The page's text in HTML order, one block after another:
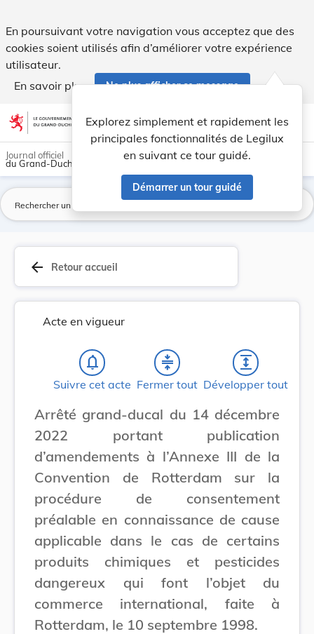
En poursuivant votre navigation vous acceptez que des
cookies soient utilisés afin d’améliorer votre expérience
utilisateur.
En savoir plus
Ne plus afficher ce message
Aller au contenu account_circle help Aide
Explorez simplement et rapidement les
principales fonctionnalités de Legilux
en suivant ce tour guidé.
Démarrer un tour guidé
light_mode dark_mode
Journal officiel
du Grand-Duché de Luxembourg
arrow_back Retour accueil
Acte en vigueur
notifications_none
Suivre cet acte
compress
Fermer tout
expand
Développer tout
Arrêté grand-ducal du 14 décembre
2022 portant publication
d’amendements à l’Annexe III de la
Convention de Rotterdam sur la
procédure de consentement
préalable en connaissance de cause
applicable dans le cas de certains
produits chimiques et pesticides
dangereux qui font l’objet du
commerce international, faite à
Rotterdam, le 10 septembre 1998.